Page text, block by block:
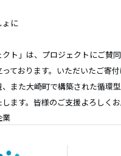
ょに
クト」は、プロジェクトにご賛
ております。いただいたご寄
また大崎町で構築された循環
ます。皆様のご支援よろしくお
業